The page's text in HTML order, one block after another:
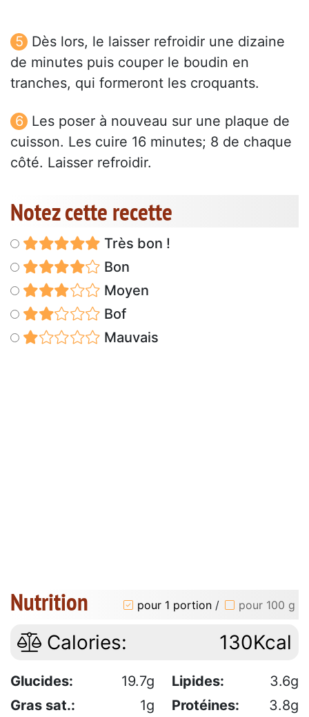
Dès lors, le laisser refroidir une dizaine
de minutes puis couper le boudin en
tranches, qui formeront les croquants.
Les poser à nouveau sur une plaque de
cuisson. Les cuire 16 minutes; 8 de chaque
côté. Laisser refroidir.
Notez cette recette
Très bon !
Bon
Moyen
Bof
Mauvais
Nutrition pour 1 portion / pour 100 g
Calories: 130Kcal
Glucides: 19.7g Lipides:
3.6g
Gras sat.:
1g Protéines:
3.8g